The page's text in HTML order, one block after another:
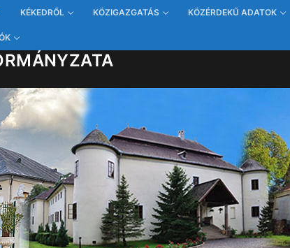
KÉKEDRŐL KÖZIGAZGATÁS KÖZÉRDEKŰ ADATOK